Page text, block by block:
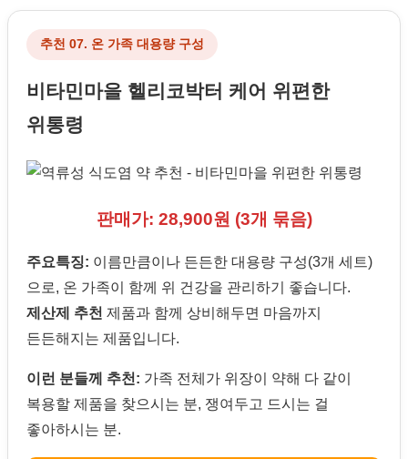
추천 07. 온 가족 대용량 구성
비타민마을 헬리코박터 케어 위편한
위통령
판매가: 28,900원 (3개 묶음)
주요특징: 이름만큼이나 든든한 대용량 구성(3개 세트)
으로, 온 가족이 함께 위 건강을 관리하기 좋습니다.
제산제 추천 제품과 함께 상비해두면 마음까지
든든해지는 제품입니다.
이런 분들께 추천: 가족 전체가 위장이 약해 다 같이
복용할 제품을 찾으시는 분, 쟁여두고 드시는 걸
좋아하시는 분.